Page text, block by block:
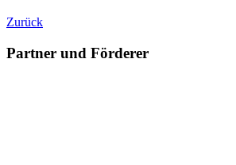
Zurück
Partner und Förderer